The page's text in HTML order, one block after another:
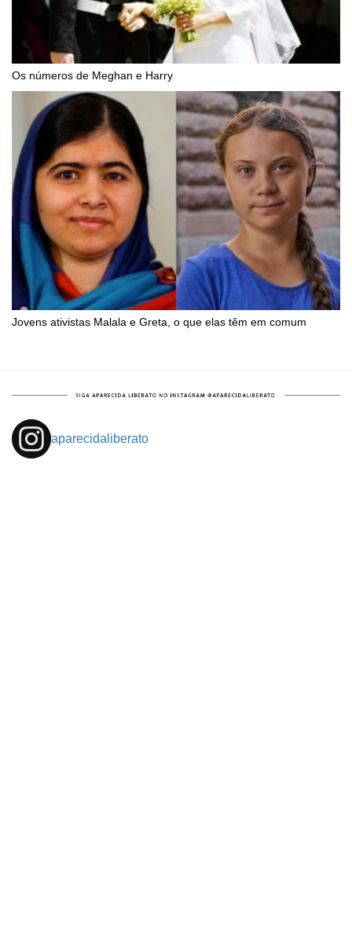
Os números de Meghan e Harry
Jovens ativistas Malala e Greta, o que elas têm em comum
aparecidaliberato